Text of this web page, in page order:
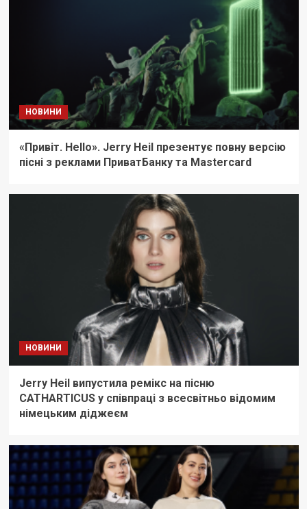
НОВИНИ
«Привіт. Hello». Jerry Heil презентує повну версію
пісні з реклами ПриватБанку та Mastercard
НОВИНИ
Jerry Heil випустила ремікс на пісню
CATHARTICUS у співпраці з всесвітньо відомим
німецьким діджеєм